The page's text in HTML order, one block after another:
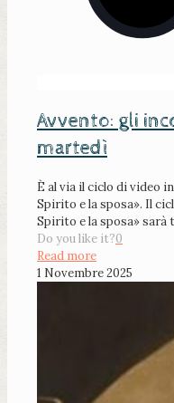
Avvento: gli
martedì
È al via il ciclo di video
Spirito e la sposa». Il
Spirito e la sposa» sarà
Do you like it?0
Read more
1 Novembre 2025